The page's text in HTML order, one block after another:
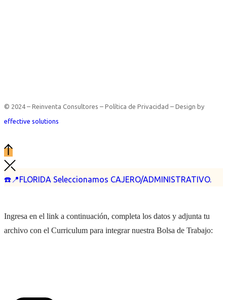
☎️📍FLORIDA Seleccionamos CAJERO/ADMINISTRATIVO.
© 2024 – Reinventa Consultores – Política de Privacidad – Design by
effective solutions
Ingresa en el link a continuación, completa los datos y adjunta tu
archivo con el Curriculum para integrar nuestra Bolsa de Trabajo: